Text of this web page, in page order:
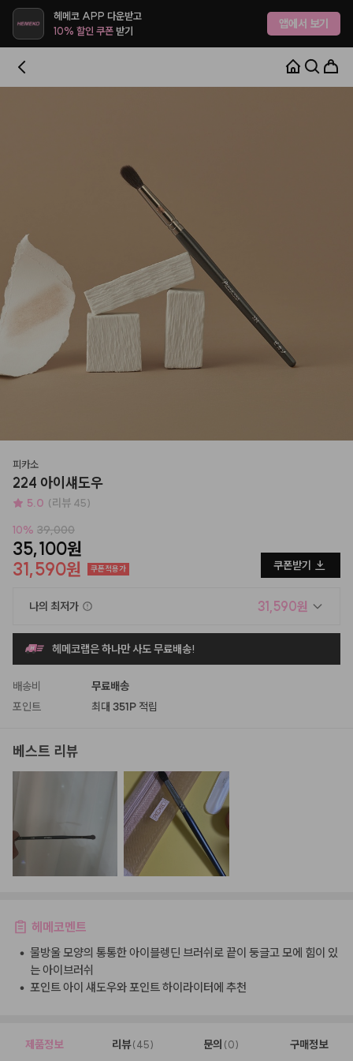
헤메코 APP 다운받고
10% 할인 쿠폰받기 앱에서 보기
피카소
224 아이섀도우
5.0 (리뷰 45)
10% 39,000
35,100원
31,590원
쿠폰적용가 쿠폰받기
나의 최저가 31,590원
헤메코랩은 하나만 사도 무료배송!
배송비
무료배송
포인트
최대 351P 적립
베스트 리뷰
헤메코멘트
• 물방울 모양의 통통한 아이블렝딘 브러쉬로 끝이 둥글고 모에 힘이 있
는 아이브러쉬
• 포인트 아이 섀도우와 포인트 하이라이터에 추천
제품정보 리뷰 (45) 문의 (0) 구매정보